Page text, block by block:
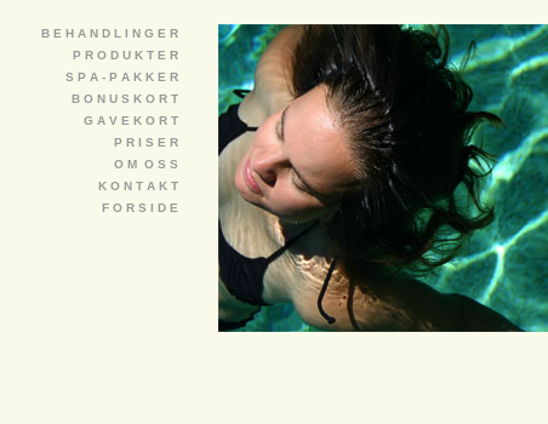
B E H A N D L I N G E R
P R O D U K T E R
S P A - P A K K E R
B O N U S K O R T
G A V E K O R T
P R I S E R
O M O S S
K O N T A K T
F O R S I D E